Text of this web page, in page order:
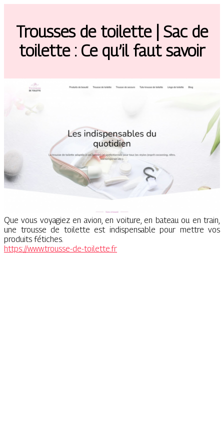
Trousses de toilette | Sac de
toilette : Ce qu’il faut savoir
Que vous voyagiez en avion, en voiture, en bateau ou en train,
une trousse de toilette est indispensable pour mettre vos
produits fétiches.
https://www.trousse-de-toilette.fr